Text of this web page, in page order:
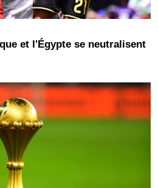
et l'Égypte se neutralisent